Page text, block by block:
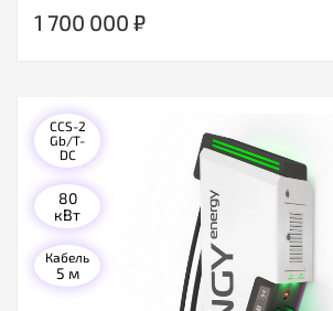
1 700 000 ₽
CCS-2
Gb/T-
DC
80
кВт
Кабель
5 м